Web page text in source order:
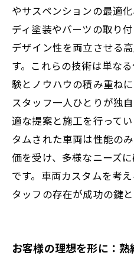
やサスペンションの最適
ディ塗装やパーツの取り
デザイン性を両立させる
す。これらの技術は単な
験とノウハウの積み重ね
スタッフ一人ひとりが独
適な提案と施工を行って
タムされた車両は性能の
価を受け、多様なニーズ
です。車両カスタムを考
タッフの存在が成功の鍵と
お客様の理想を形に：